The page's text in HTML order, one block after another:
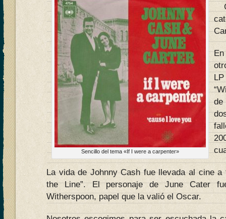
Sencillo del tema «If I were a carpenter»
de
La vida de Johnny Cash fue llevada al cine a
the Line”. El personaje de June Cater
Witherspoon, papel que la valió el Oscar.